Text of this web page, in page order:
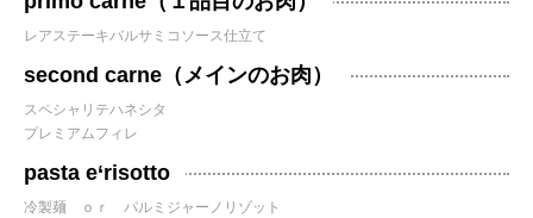
レアステーキバルサミコソース仕立て
second carne（メインのお肉）
スペシャリテハネシタ
プレミアムフィレ
pasta e‘risotto
冷製麺 ｏｒ パルミジャーノリゾット